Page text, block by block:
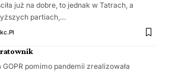
już na dobre, to jednak w Tatrach, a
partiach,…
ratownik
pomimo pandemii zrealizowała